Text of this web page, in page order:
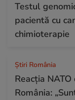
Testul
pacientă cu
chimioterapie
Știri România
Reacția
România: